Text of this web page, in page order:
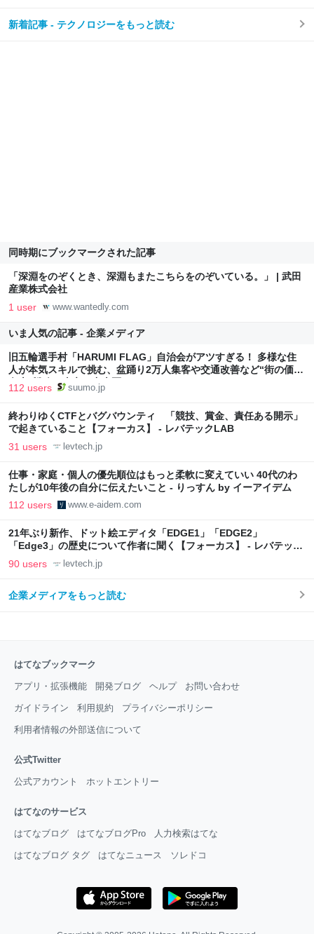
新着記事 - テクノロジーをもっと読む
同時期にブックマークされた記事
「深淵をのぞくとき、深淵もまたこちらをのぞいている。」 | 武田
産業株式会社
1 user www.wantedly.com
いま人気の記事 - 企業メディア
旧五輪選手村「HARUMI FLAG」自治会がアツすぎる！ 多様な住
人が本気スキルで挑む、盆踊り2万人集客や交通改善など“街の価値
向上”戦略 東京・中央区
112 users suumo.jp
終わりゆくCTFとバグバウンティ 「競技、賞金、責任ある開示」
で起きていること【フォーカス】 - レバテックLAB
31 users levtech.jp
仕事・家庭・個人の優先順位はもっと柔軟に変えていい 40代のわ
たしが10年後の自分に伝えたいこと - りっすん by イーアイデム
112 users www.e-aidem.com
21年ぶり新作、ドット絵エディタ「EDGE1」「EDGE2」
「Edge3」の歴史について作者に聞く【フォーカス】 - レバテック
LAB
90 users levtech.jp
企業メディアをもっと読む
はてなブックマーク
アプリ・拡張機能 開発ブログ ヘルプ お問い合わせ
ガイドライン 利用規約 プライバシーポリシー
利用者情報の外部送信について
公式Twitter
公式アカウント ホットエントリー
はてなのサービス
はてなブログ はてなブログPro 人力検索はてな
はてなブログ タグ はてなニュース ソレドコ